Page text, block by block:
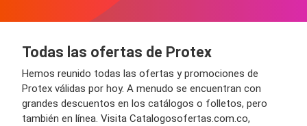
Todas las ofertas de Protex
Hemos reunido todas las ofertas y promociones de
Protex válidas por hoy. A menudo se encuentran con
grandes descuentos en los catálogos o folletos, pero
también en línea. Visita Catalogosofertas.com.co,